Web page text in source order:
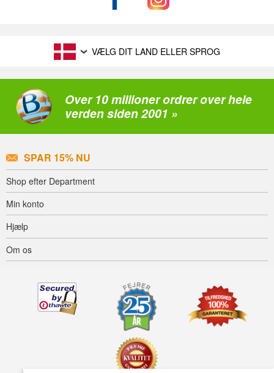
VÆLG DIT LAND ELLER SPROG
Over 10 millioner ordrer over hele
verden siden 2001 »
SPAR 15% NU
Shop efter Department
Min konto
Hjælp
Om os